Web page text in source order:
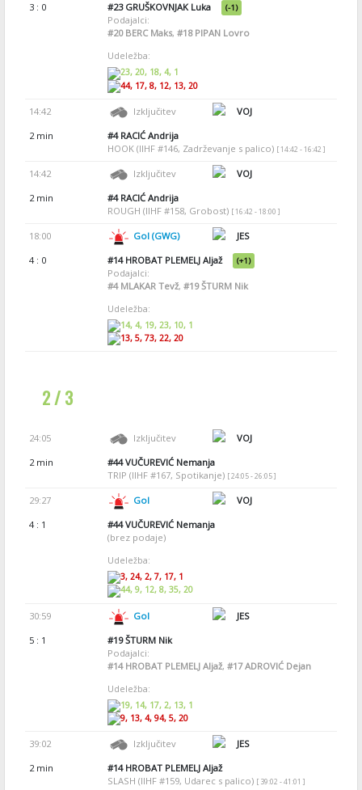
3 : 0
#23GRUŠKOVNJAK Luka (-1)
Podajalci:
#20BERC Maks, #18PIPAN Lovro
Udeležba:
23, 20, 18, 4, 1
44, 17, 8, 12, 13, 20
14:42 Izključitev
VOJ
2 min
#4RACIĆ Andrija
HOOK (IIHF #146, Zadrževanje s palico) [ 14:42 - 16:42 ]
14:42 Izključitev
VOJ
2 min
#4RACIĆ Andrija
ROUGH (IIHF #158, Grobost) [ 16:42 - 18:00 ]
18:00 Gol (GWG)
JES
4 : 0
#14HROBAT PLEMELJ Aljaž (+1)
Podajalci:
#4MLAKAR Tevž, #19ŠTURM Nik
Udeležba:
14, 4, 19, 23, 10, 1
13, 5, 73, 22, 20
2 / 3
24:05 Izključitev
VOJ
2 min
#44VUČUREVIĆ Nemanja
TRIP (IIHF #167, Spotikanje) [ 24:05 - 26:05 ]
29:27 Gol
VOJ
4 : 1
#44VUČUREVIĆ Nemanja
(brez podaje)
Udeležba:
3, 24, 2, 7, 17, 1
44, 9, 12, 8, 35, 20
30:59 Gol
JES
5 : 1
#19ŠTURM Nik
Podajalci:
#14HROBAT PLEMELJ Aljaž, #17ADROVIĆ Dejan
Udeležba:
19, 14, 17, 2, 13, 1
9, 13, 4, 94, 5, 20
39:02 Izključitev
JES
2 min
#14HROBAT PLEMELJ Aljaž
SLASH (IIHF #159, Udarec s palico) [ 39:02 - 41:01 ]